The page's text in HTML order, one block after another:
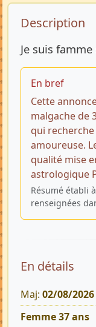
Description
Je suis
En bref
Cette
malgache de
qui
amoureuse.
qualité mise
astrologique
Résumé établi
renseignées
En détails
Maj: 02/08/2026
Femme 37 ans